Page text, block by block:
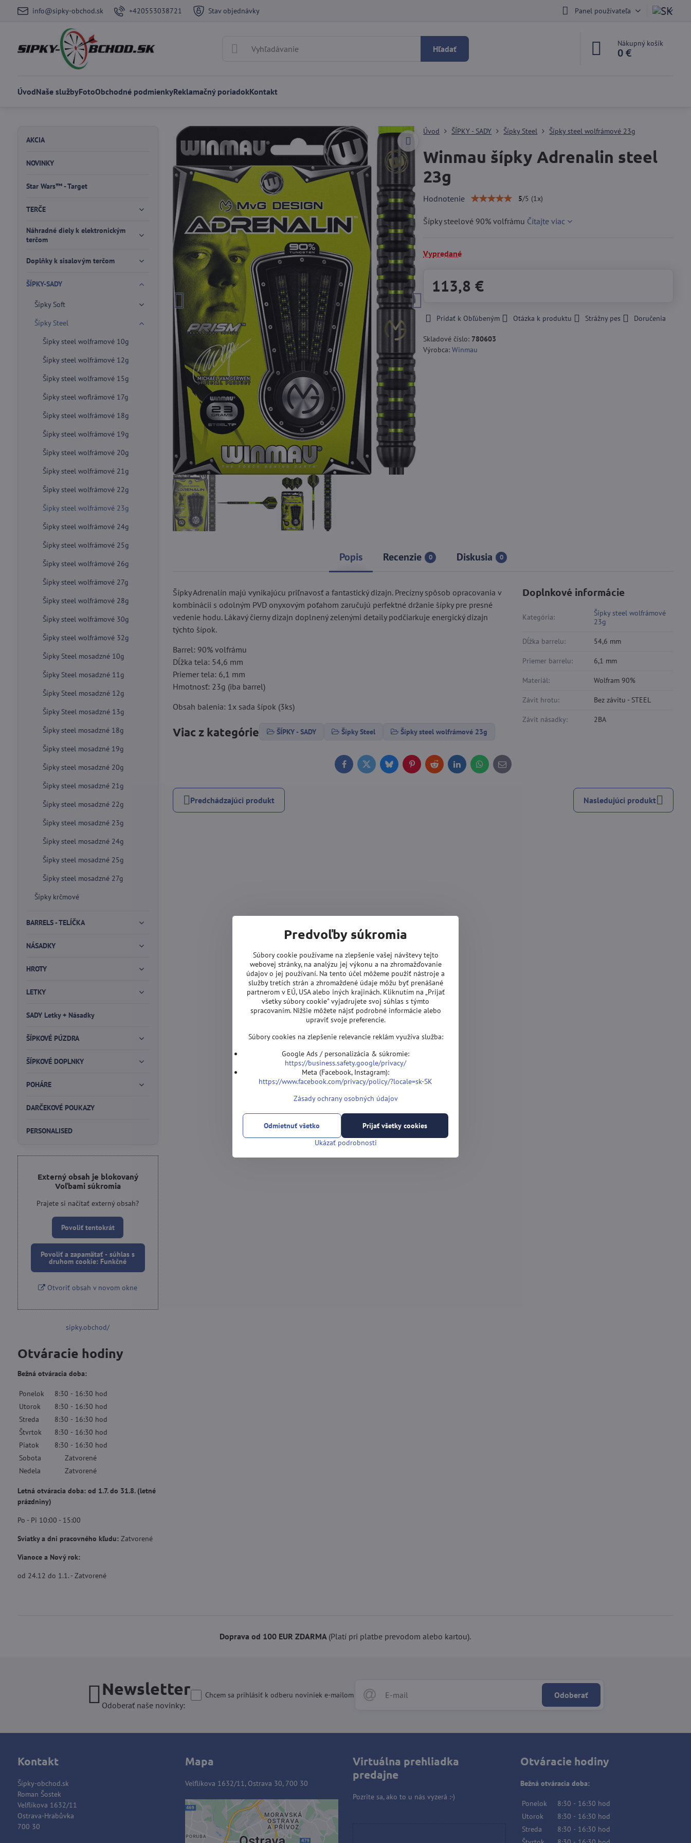
info@sipky-obchod.sk +420553038721 Stav objednávky Panel používateľa
Hľadať
Nákupný košík
0 €
ÚvodNaše službyFotoObchodné podmienkyReklamačný poriadokKontakt
Úvod ŠÍPKY - SADY Šípky Steel Šípky steel wolfrámové 23g
Winmau šípky Adrenalin steel
23g
Hodnotenie 5/5 (1x)
Šípky steelové 90% volfrámu Čítajte viac
Vypredané
113,8 €
Pridať k Obľúbeným Otázka k produktu Strážny pes Doručenia
Skladové číslo: 780603
Výrobca:Winmau
Popis Recenzie 0 Diskusia 0
Šípky Adrenalín majú vynikajúcu priľnavosť a fantastický dizajn. Precízny spôsob opracovania v
kombinácii s odolným PVD onyxovým poťahom zaručujú perfektné držanie šípky pre presné
vedenie hodu. Lákavý čierny dizajn doplnený zelenými detaily podčiarkuje energický dizajn
týchto šípok.
Barrel: 90% volfrámu
Dĺžka tela: 54,6 mm
Priemer tela: 6,1 mm
Hmotnosť: 23g (iba barrel)
Obsah balenia: 1x sada šípok (3ks)
Viac z kategórie ŠÍPKY - SADY Šípky Steel Šípky steel wolfrámové 23g
Doplnkové informácie
Kategória:
Šípky steel wolfrámové
23g
Dĺžka barrelu: 54,6 mm
Priemer barrelu: 6,1 mm
Materiál: Wolfram 90%
Závit hrotu: Bez závitu - STEEL
Závit násadky: 2BA
FacebookTwitterBlueskyPinterestRedditLinkedInWhatsApp
E-
mail
Predchádzajúci produkt Nasledujúci produkt
AKCIA
NOVINKY
Star Wars™ - Target
TERČE
Náhradné diely k elektronickým
terčom
Doplňky k sisalovým terčom
ŠÍPKY-SADY
Šípky Soft
Šípky Steel
Šípky steel wolframové 10g
Šípky steel wolfrámové 12g
Šípky steel wolframové 15g
Šípky steel woflrámové 17g
Šípky steel wolfrámové 18g
Šípky steel wolfrámové 19g
Šípky steel wolfrámové 20g
Šípky steel wolfrámové 21g
Šípky steel wolfrámové 22g
Šípky steel wolfrámové 23g
Šípky steel wolfrámové 24g
Šípky steel wolfrámové 25g
Šípky steel wolfrámové 26g
Šípky steel wolfrámové 27g
Šípky steel wolfrámové 28g
Šípky steel wolfrámové 30g
Šípky steel wolfrámové 32g
Šípky Steel mosadzné 10g
Šípky Steel mosadzné 11g
Šípky Steel mosadzné 12g
Šípky Steel mosadzné 13g
Šípky steel mosadzné 18g
Šípky steel mosadzné 19g
Šípky steel mosadzné 20g
Šípky steel mosadzné 21g
Šípky steel mosadzné 22g
Šípky steel mosadzné 23g
Šípky steel mosadzné 24g
Šípky steel mosadzné 25g
Šípky steel mosadzné 27g
Šípky krčmové
BARRELS - TELÍČKA
NÁSADKY
HROTY
LETKY
SADY Letky + Násadky
ŠÍPKOVÉ PÚZDRA
ŠÍPKOVÉ DOPLNKY
POHÁRE
DARČEKOVÉ POUKAZY
PERSONALISED
Externý obsah je blokovaný
Voľbami súkromia
Prajete si načítať externý obsah?
Povoliť tentokrát
Povoliť a zapamätať - súhlas s
druhom cookie: Funkčné
Otvoriť obsah v novom okne
sipky.obchod/
Otváracie hodiny
Bežná otváracia doba:
Ponelok 8:30 - 16:30 hod
Utorok
8:30 - 16:30 hod
Streda
8:30 - 16:30 hod
Štvrtok
8:30 - 16:30 hod
Piatok
8:30 - 16:30 hod
Sobota
Zatvorené
Nedela
Zatvorené
Letná otváracia doba: od 1.7. do 31.8. (letné
prázdniny)
Po - Pi 10:00 - 15:00
Sviatky a dni pracovného kľudu:Zatvorené
Vianoce a Nový rok:
od 24.12 do 1.1. - Zatvorené
Doprava od 100 EUR ZDARMA (Platí pri platbe prevodom alebo kartou).
Newsletter
Odoberať naše novinky:
Odoberať
Chcem sa prihlásiť k odberu noviniek e-mailom
Kontakt
Šípky-obchod.sk
Roman Šostek
Velflíkova 1632/11
Ostrava-Hrabůvka
700 30
Mapa
Velflíkova 1632/11, Ostrava 30, 700 30
Externý obsah je blokovaný
Virtuálna prehliadka
predajne
Pozrite sa, ako to u nás vyzerá :-)
Otváracie hodiny
Bežná otváracia doba:
Ponelok 8:30 - 16:30 hod
Utorok
8:30 - 16:30 hod
Streda
8:30 - 16:30 hod
Predvoľby súkromia
Súbory cookie používame na zlepšenie vašej návštevy tejto
webovej stránky, na analýzu jej výkonu a na zhromažďovanie
údajov o jej používaní. Na tento účel môžeme použiť nástroje a
služby tretích strán a zhromaždené údaje môžu byť prenášané
partnerom v EÚ, USA alebo iných krajinách. Kliknutím na „Prijať
všetky súbory cookie" vyjadrujete svoj súhlas s týmto
spracovaním. Nižšie môžete nájsť podrobné informácie alebo
upraviť svoje preferencie.
Súbory cookies na zlepšenie relevancie reklám využíva služba:
Google Ads / personalizácia & súkromie:
https://business.safety.google/privacy/
Meta (Facebook, Instagram):
https://www.facebook.com/privacy/policy/?locale=sk-SK
Zásady ochrany osobných údajov
Ukázať podrobnosti
Prijať všetky cookies
Odmietnuť všetko